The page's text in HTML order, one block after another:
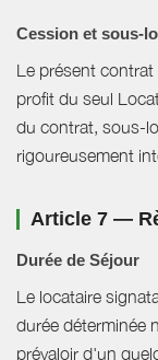
Cession et sous-
Le présent
profit du seul
du contrat, sous-
rigoureusement
Article 7 —
Durée de Séjour
Le locataire
durée déterminée
prévaloir d'un